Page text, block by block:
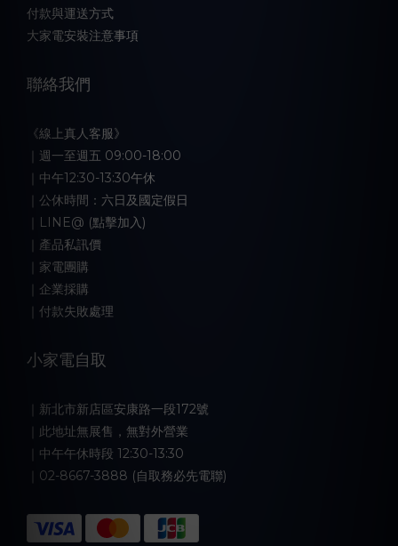
付款與運送方式
大家電安裝注意事項
聯絡我們
《線上真人客服》
｜週一至週五 09:00-18:00
｜中午12:30-13:30午休
｜公休時間：六日及國定假日
｜LINE@ (點擊加入)
｜產品私訊價
｜家電團購
｜企業採購
｜付款失敗處理
小家電自取
｜新北市新店區安康路一段172號
｜此地址無展售，無對外營業
｜中午午休時段 12:30-13:30
｜02-8667-3888 (自取務必先電聯)